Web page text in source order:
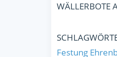
WÄLLERBOTE
Festung